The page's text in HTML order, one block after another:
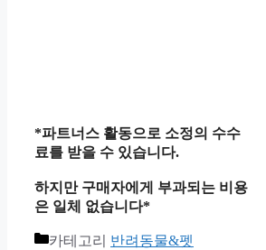
*파트너스 활동으로 소정의 수수
료를 받을 수 있습니다.
하지만 구매자에게 부과되는 비용
은 일체 없습니다*
카테고리 반려동물&펫